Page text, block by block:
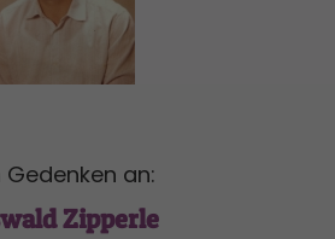
Gedenken an:
Zipperle